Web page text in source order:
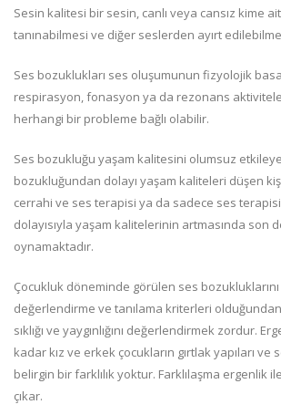
Sesin kalitesi bir sesin, canlı veya cansız kime
tanınabilmesi ve diğer seslerden ayırt
Ses bozuklukları ses oluşumunun fizyolojik
respirasyon, fonasyon ya da rezonans
herhangi bir probleme bağlı olabilir.
Ses bozukluğu yaşam kalitesini olumsuz
bozukluğundan dolayı yaşam kaliteleri düşen
cerrahi ve ses terapisi ya da sadece ses
dolayısıyla yaşam kalitelerinin artmasında son
oynamaktadır.
Çocukluk döneminde görülen ses bozukluklarını
değerlendirme ve tanılama kriterleri
sıklığı ve yaygınlığını değerlendirmek zordur.
kadar kız ve erkek çocukların gırtlak yapıları ve
belirgin bir farklılık yoktur. Farklılaşma ergenlik
çıkar.